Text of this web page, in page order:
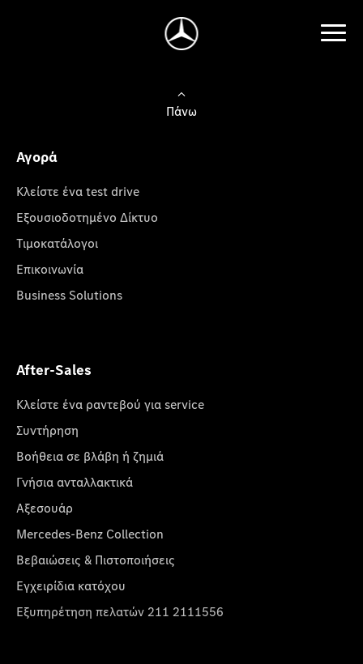
Πάνω
Αγορά
Κλείστε ένα test drive
Εξουσιοδοτημένο Δίκτυο
Τιμοκατάλογοι
Επικοινωνία
Business Solutions
After-Sales
Κλείστε ένα ραντεβού για service
Συντήρηση
Βοήθεια σε βλάβη ή ζημιά
Γνήσια ανταλλακτικά
Αξεσουάρ
Mercedes-Benz Collection
Βεβαιώσεις & Πιστοποιήσεις
Εγχειρίδια κατόχου
Εξυπηρέτηση πελατών 211 2111556